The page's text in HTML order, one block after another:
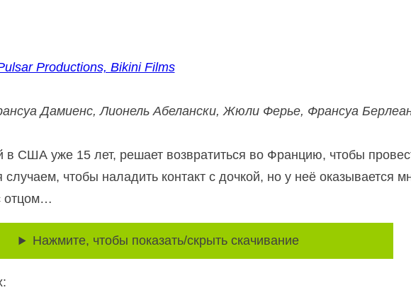
Productions, Bikini Films
Дамиенс, Лионель Абелански, Жюли Ферье, Франсуа
США уже 15 лет, решает возвратиться во Францию, чтобы
чтобы наладить контакт с дочкой, но у неё оказывается
отцом…
Нажмите, чтобы показать/скрыть скачивание